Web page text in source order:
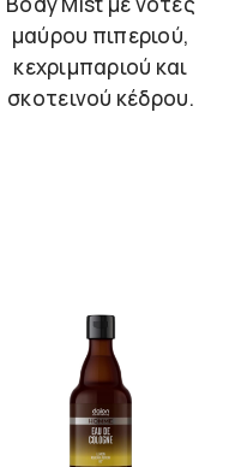
μαύρου πιπεριού,
κεχριμπαριού και
σκοτεινού κέδρου.